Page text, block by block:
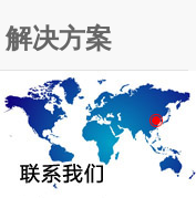
解决方案